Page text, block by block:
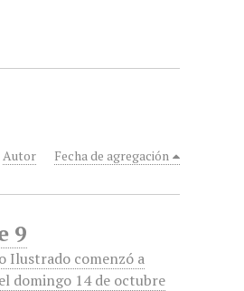
Autor Fecha de agregación
9
Ilustrado comenzó a
domingo 14 de octubre